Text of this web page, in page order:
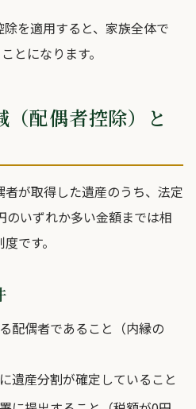
を適用すると、家族全体で
とになります。
配偶者控除）と
が取得した遺産のうち、法定
いずれか多い金額までは相
です。
配偶者であること（内縁の
遺産分割が確定していること